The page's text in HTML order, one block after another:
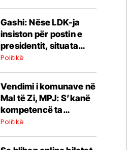
Gashi: Nëse LDK-ja
insiston për postin e
presidentit, situata
komplikohet - pres që
Politikë
Vendimi i komunave në
Mal të Zi, MPJ: S’kanë
kompetencë ta
ç’njohin Kosovën
Politikë